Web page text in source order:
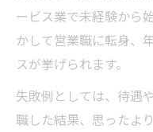
ービス業で未経験から
かして営業職に転身、
スが挙げられます。
失敗例としては、待遇
職した結果、思ったよ